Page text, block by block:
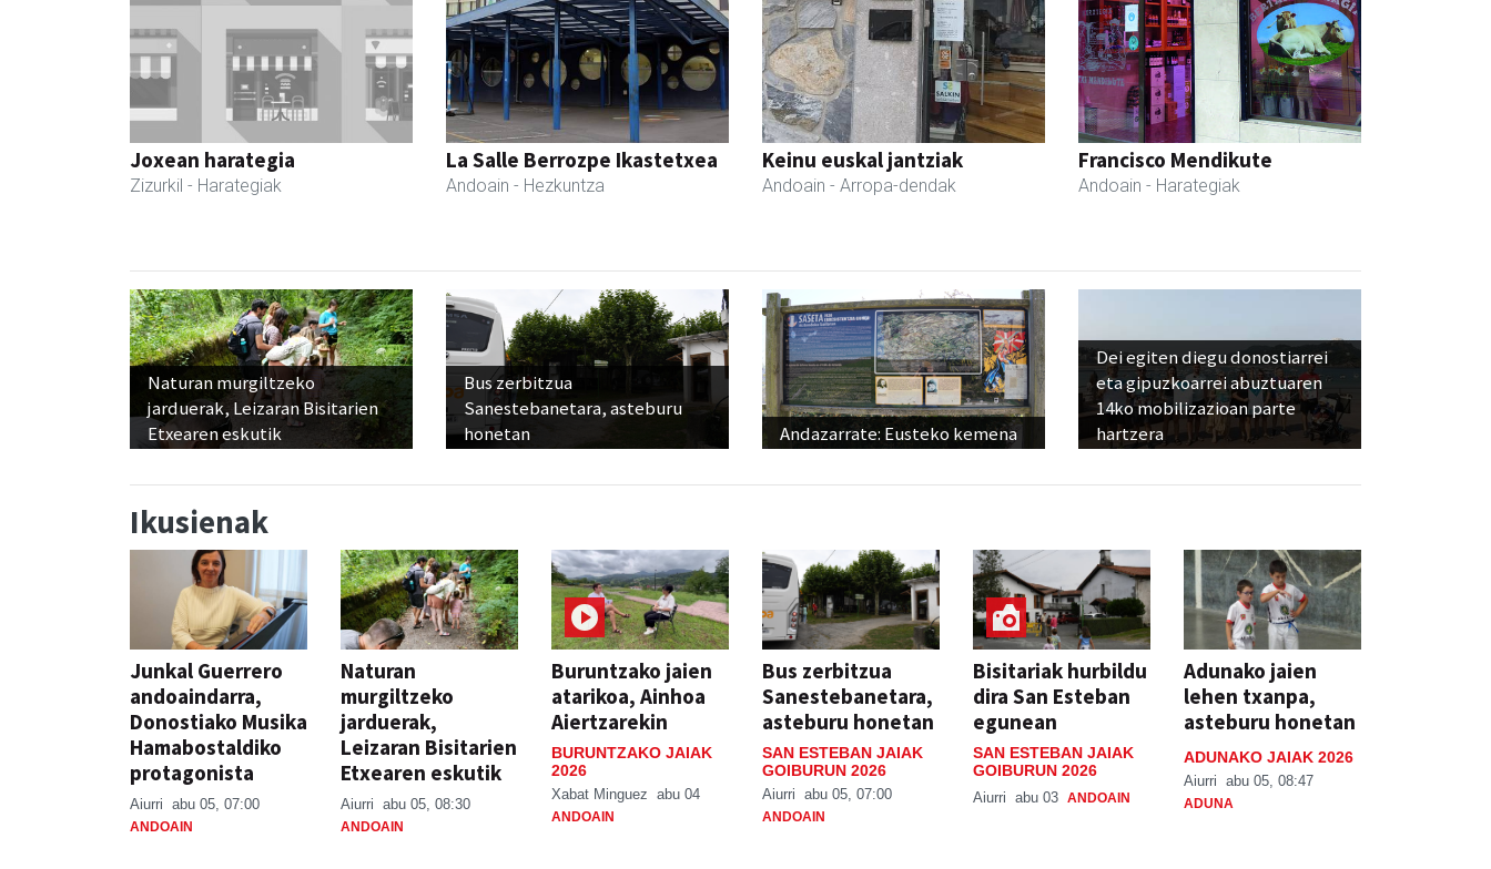
Joxean harategia
Zizurkil - Harategiak
La Salle Berrozpe Ikastetxea
Andoain - Hezkuntza
Keinu euskal jantziak
Andoain - Arropa-dendak
Francisco Mendikute
Andoain - Harategiak
Naturan murgiltzeko
jarduerak, Leizaran Bisitarien
Etxearen eskutik
Bus zerbitzua
Sanestebanetara, asteburu
honetan
Andazarrate: Eusteko kemena
Dei egiten diegu donostiarrei
eta gipuzkoarrei abuztuaren
14ko mobilizazioan parte
hartzera
Ikusienak
Junkal Guerrero
andoaindarra,
Donostiako Musika
Hamabostaldiko
protagonista
Aiurri abu 05, 07:00
ANDOAIN
Naturan
murgiltzeko
jarduerak,
Leizaran Bisitarien
Etxearen eskutik
Aiurri abu 05, 08:30
ANDOAIN
Buruntzako jaien
atarikoa, Ainhoa
Aiertzarekin
BURUNTZAKO JAIAK
2026
Xabat Minguez abu 04
ANDOAIN
Bus zerbitzua
Sanestebanetara,
asteburu honetan
SAN ESTEBAN JAIAK
GOIBURUN 2026
Aiurri abu 05, 07:00
ANDOAIN
Bisitariak hurbildu
dira San Esteban
egunean
SAN ESTEBAN JAIAK
GOIBURUN 2026
Aiurri abu 03 ANDOAIN
Adunako jaien
lehen txanpa,
asteburu honetan
ADUNAKO JAIAK 2026
Aiurri abu 05, 08:47
ADUNA